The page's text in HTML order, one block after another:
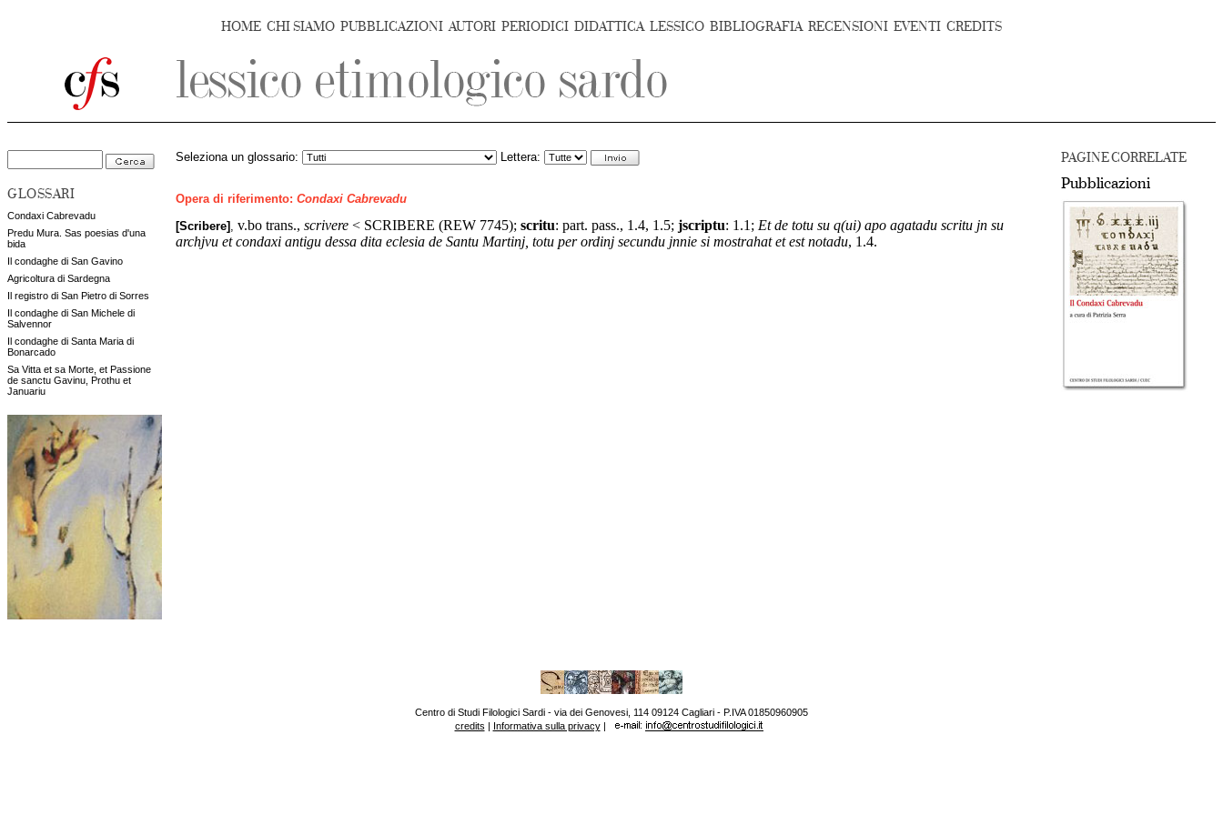
HOME CHI SIAMO PUBBLICAZIONI AUTORI PERIODICI DIDATTICA LESSICO BIBLIOGRAFIA RECENSIONI EVENTI CREDITS
GLOSSARI
Condaxi Cabrevadu
Predu Mura. Sas poesias d'una
bida
Il condaghe di San Gavino
Agricoltura di Sardegna
Il registro di San Pietro di Sorres
Il condaghe di San Michele di
Salvennor
Il condaghe di Santa Maria di
Bonarcado
Sa Vitta et sa Morte, et Passione
de sanctu Gavinu, Prothu et
Januariu
PAGINE CORRELATE
Pubblicazioni
Seleziona un glossario: Lettera:
Opera di riferimento: Condaxi Cabrevadu
[Scribere] v.bo trans., scrivere < SCRIBERE (REW 7745); scritu: part. pass., 1.4, 1.5; jscriptu: 1.1; Et de totu su q(ui) apo agatadu scritu jn su
archjvu et condaxi antigu dessa dita eclesia de Santu Martinj, totu per ordinj secundu jnnie si mostrahat et est notadu, 1.4.
Centro di Studi Filologici Sardi - via dei Genovesi, 114 09124 Cagliari - P.IVA 01850960905
credits | Informativa sulla privacy|